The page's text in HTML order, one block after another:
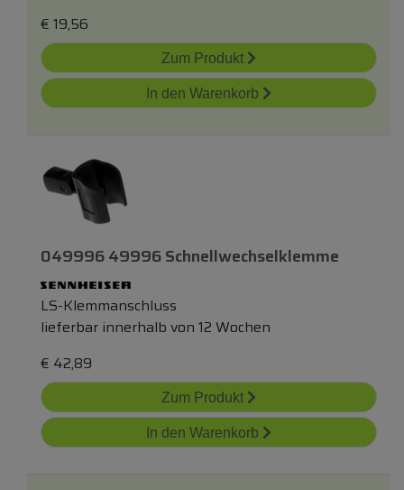
€ 19,56
Zum Produkt
In den Warenkorb
049996 49996 Schnellwechselklemme
LS-Klemmanschluss
lieferbar innerhalb von 12 Wochen
€ 42,89
Zum Produkt
In den Warenkorb